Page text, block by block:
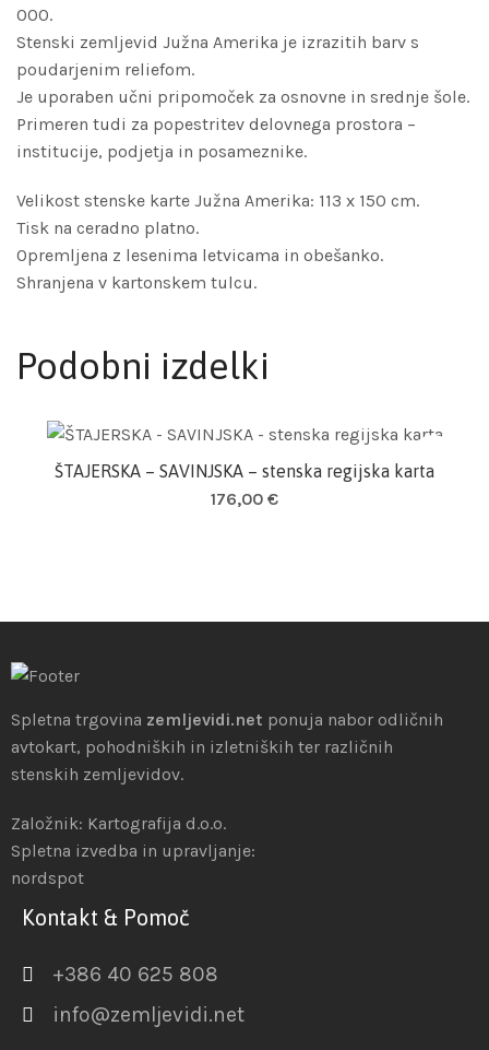
000.
Stenski zemljevid Južna Amerika je izrazitih barv s
poudarjenim reliefom.
Je uporaben učni pripomoček za osnovne in srednje šole.
Primeren tudi za popestritev delovnega prostora –
institucije, podjetja in posameznike.
Velikost stenske karte Južna Amerika: 113 x 150 cm.
Tisk na ceradno platno.
Opremljena z lesenima letvicama in obešanko.
Shranjena v kartonskem tulcu.
Podobni izdelki
Dodaj v košarico
ŠTAJERSKA – SAVINJSKA – stenska regijska karta
176,00 €
Spletna trgovina zemljevidi.net ponuja nabor odličnih
avtokart, pohodniških in izletniških ter različnih
stenskih zemljevidov.
Založnik: Kartografija d.o.o.
Spletna izvedba in upravljanje:
nordspot
Kontakt & Pomoč
+386 40 625 808
info@zemljevidi.net